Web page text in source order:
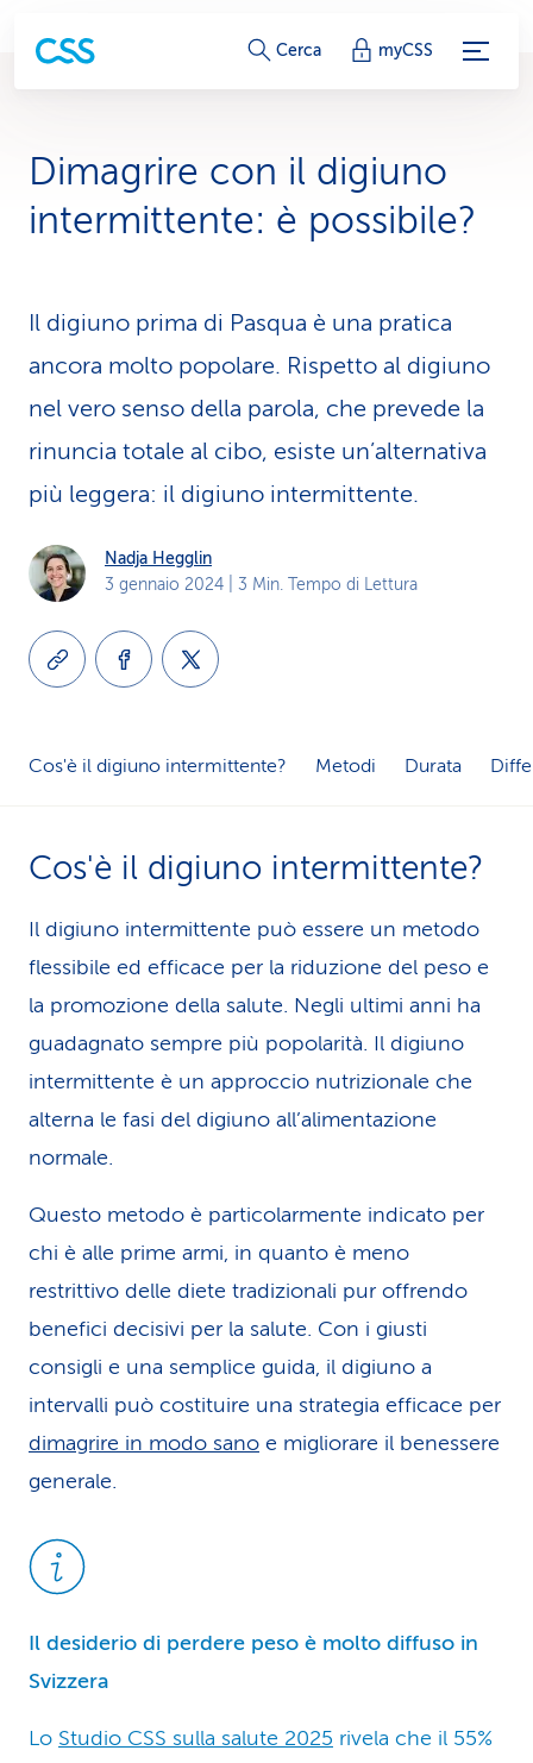
c
e
a
m
e
i
e
z
i
o
Cerca myCSS
Dimagrire con il digiu­no
intermittente: è possibile?
Il digiuno prima di Pasqua è una pratica
ancora molto popolare. Rispetto al digiuno
nel vero senso della parola, che prevede la
rinuncia totale al cibo, esiste un’alternativa
più leggera: il digiuno intermittente.
Nadja Hegglin
3 gennaio 2024 | 3 Min. Tempo di Lettura
Cos'è il digiuno intermittente? Metodi Durata
Cos'è il digiuno intermittente?
Il digiuno intermittente può essere un metodo
flessibile ed efficace per la riduzione del peso e
la promozione della salute. Negli ultimi anni ha
guadagnato sempre più popolarità. Il digiuno
intermittente è un approccio nutrizionale che
alterna le fasi del digiuno all’alimentazione
normale.
Questo metodo è particolarmente indicato per
chi è alle prime armi, in quanto è meno
restrittivo delle diete tradizionali pur offrendo
benefici decisivi per la salute. Con i giusti
consigli e una semplice guida, il digiuno a
intervalli può costituire una strategia efficace per
dimagrire in modo sano e migliorare il benessere
generale.
Il desiderio di perdere peso è molto diffuso in
Svizzera
Lo Studio CSS sulla salute 2025 rivela che il 55%